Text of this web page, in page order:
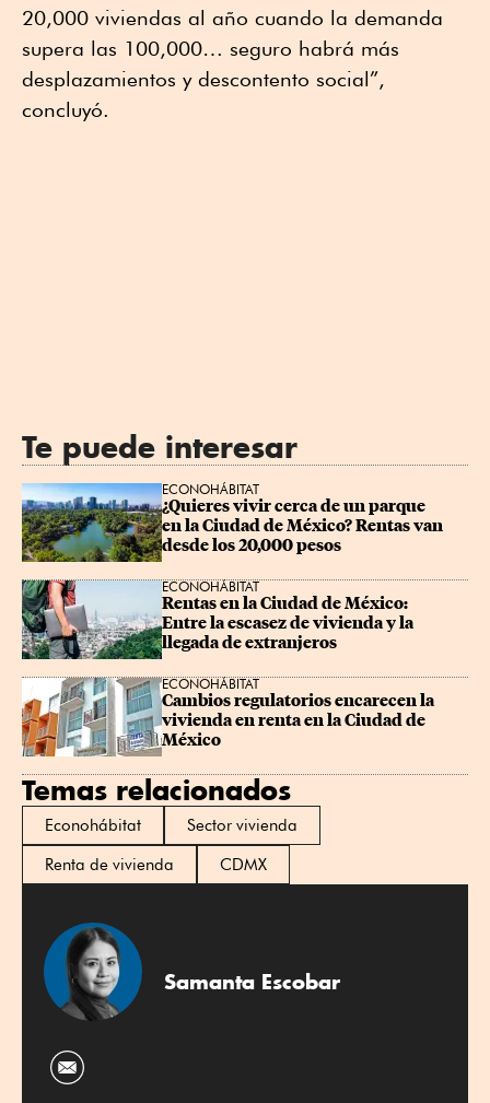
20,000 viviendas al año cuando la demanda
supera las 100,000… seguro habrá más
desplazamientos y descontento social”,
concluyó.
Te puede interesar
ECONOHÁBITAT
¿Quieres vivir cerca de un parque
en la Ciudad de México? Rentas van
desde los 20,000 pesos
ECONOHÁBITAT
Rentas en la Ciudad de México:
Entre la escasez de vivienda y la
llegada de extranjeros
ECONOHÁBITAT
Cambios regulatorios encarecen la
vivienda en renta en la Ciudad de
México
Temas relacionados
Econohábitat
Sector vivienda
Renta de vivienda
CDMX
Samanta Escobar